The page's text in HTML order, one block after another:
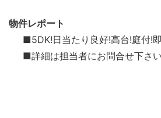
物件レポート
■5DK!日当たり良好!高台!庭付!
■詳細は担当者にお問合せ下さい